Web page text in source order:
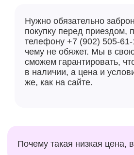
Нужно обязательно
покупку перед приездом,
телефону +7 (902) 505-
чему не обяжет. Мы в
сможем гарантировать,
в наличии, а цена и
же, как на сайте.
Почему такая низкая цена,